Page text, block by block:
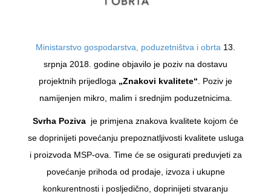
Ministarstvo gospodarstva, poduzetništva i obrta 13.
srpnja 2018. godine objavilo je poziv na dostavu
projektnih prijedloga „Znakovi kvalitete“ . Poziv je
namijenjen mikro, malim i srednjim poduzetnicima.
Svrha Poziva je primjena znakova kvalitete kojom će
se doprinijeti povećanju prepoznatljivosti kvalitete usluga
i proizvoda MSP-ova. Time će se osigurati preduvjeti za
povećanje prihoda od prodaje, izvoza i ukupne
konkurentnosti i posljedično, doprinijeti stvaranju